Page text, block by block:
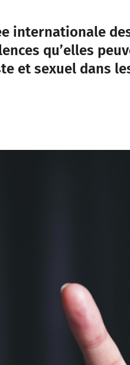
internationale
qu’elles
et sexuel dans